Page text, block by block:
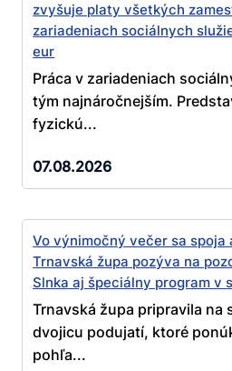
zvyšuje platy všetkých
zariadeniach sociálnych
eur
Práca v zariadeniach
tým najnáročnejším.
fyzickú...
07.08.2026
Vo výnimočný večer sa spoja
Trnavská župa pozýva na
Slnka aj špeciálny program v
Trnavská župa pripravila na
dvojicu podujatí, ktoré
pohľa...